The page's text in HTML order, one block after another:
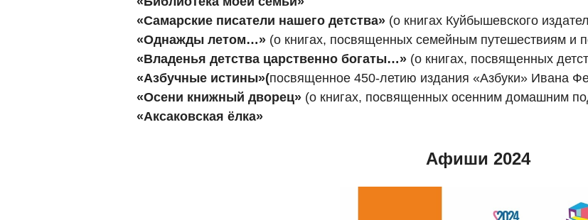
«Самарские писатели нашего детства» (о книгах Куйбышевского
«Однажды летом…» (о книгах, посвященных семейным путешествиям и
«Владенья детства царственно богаты…» (о книгах, посвященных
«Азбучные истины»(посвященное 450-летию издания «Азбуки» Ивана
«Осени книжный дворец» (о книгах, посвященных осенним домашним
«Аксаковская ёлка»
Афиши 2024